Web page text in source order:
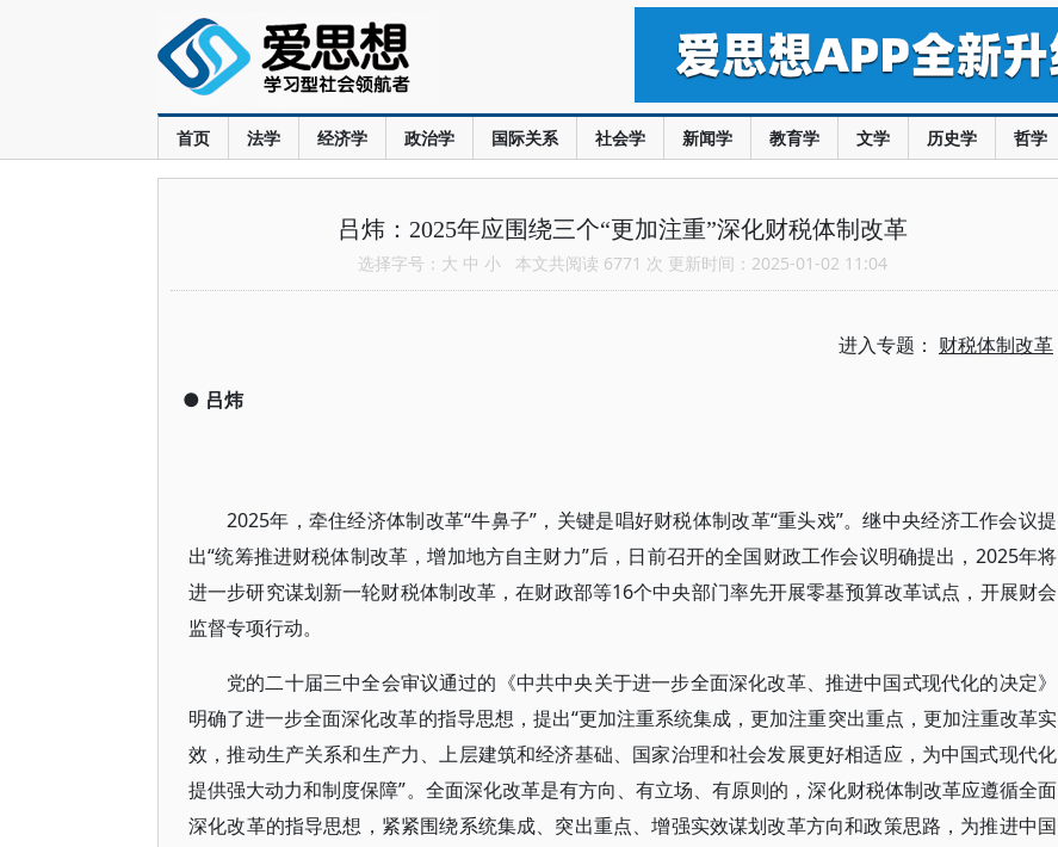
首页 法学 经济学 政治学 国际关系 社会学 新闻学 教育学 文学 历史学 哲学
吕炜：2025年应围绕三个“更加注重”深化财税体制改革
选择字号： 大 中 小 本文共阅读 6771 次 更新时间：2025-01-02 11:04
进入专题： 财税体制改革
● 吕炜
2025年，牵住经济体制改革“牛鼻子”，关键是唱好财税体制改革“重头戏”。继中央经济工作会议提
出“统筹推进财税体制改革，增加地方自主财力”后，日前召开的全国财政工作会议明确提出，2025年将
进一步研究谋划新一轮财税体制改革，在财政部等16个中央部门率先开展零基预算改革试点，开展财会
监督专项行动。
党的二十届三中全会审议通过的《中共中央关于进一步全面深化改革、推进中国式现代化的决定》
明确了进一步全面深化改革的指导思想，提出“更加注重系统集成，更加注重突出重点，更加注重改革实
效，推动生产关系和生产力、上层建筑和经济基础、国家治理和社会发展更好相适应，为中国式现代化
提供强大动力和制度保障”。全面深化改革是有方向、有立场、有原则的，深化财税体制改革应遵循全面
深化改革的指导思想，紧紧围绕系统集成、突出重点、增强实效谋划改革方向和政策思路，为推进中国